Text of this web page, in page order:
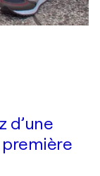
d’une
première